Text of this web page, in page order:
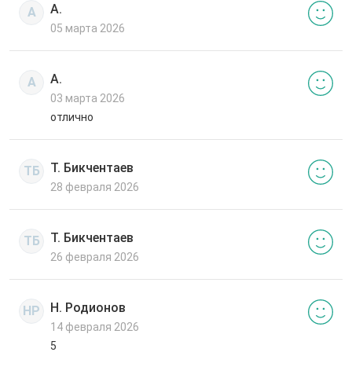
А А.
05 марта 2026
А А.
03 марта 2026
отлично
ТБ Т. Бикчентаев
28 февраля 2026
ТБ Т. Бикчентаев
26 февраля 2026
НР Н. Родионов
14 февраля 2026
5